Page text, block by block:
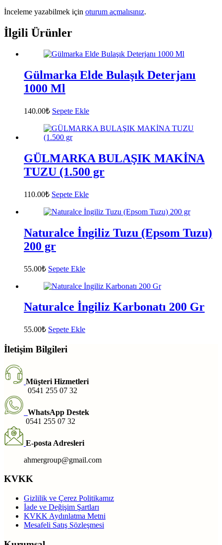
İnceleme yazabilmek için oturum açmalısınız.
İlgili Ürünler
Gülmarka Elde Bulaşık Deterjanı
1000 Ml
140.00₺ Sepete Ekle
GÜLMARKA BULAŞIK MAKİNA
TUZU (1.500 gr
110.00₺ Sepete Ekle
Naturalce İngiliz Tuzu (Epsom Tuzu)
200 gr
55.00₺ Sepete Ekle
Naturalce İngiliz Karbonatı 200 Gr
55.00₺ Sepete Ekle
İletişim Bilgileri
Müşteri Hizmetleri
0541 255 07 32
WhatsApp Destek
0541 255 07 32
E-posta Adresleri
ahmergroup@gmail.com
KVKK
Gizlilik ve Çerez Politikamız
İade ve Değişim Şartları
KVKK Aydınlatma Metni
Mesafeli Satış Sözleşmesi